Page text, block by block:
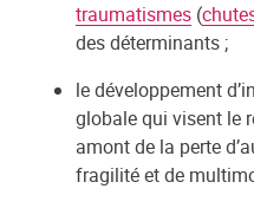
traumatismes (
des déterminants ;
le développement
globale qui visent le
amont de la perte
fragilité et de